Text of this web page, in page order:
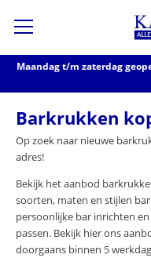
Maandag t/m zaterdag
Barkrukken
Op zoek naar nieuwe
adres!
Bekijk het aanbod
soorten, maten en stijlen
persoonlijke bar inrichten
passen. Bekijk hier ons
doorgaans binnen 5